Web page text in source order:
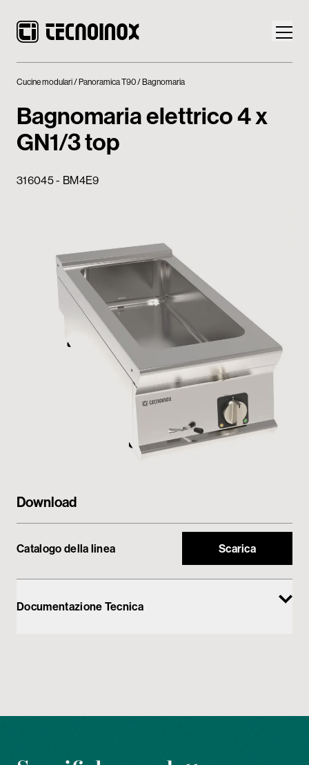
Prodotti
Mondo Tecnoinox
Download
Contatti
My Tecnoinox
Cucine modulari Panoramica T90 Bagnomaria
Bagnomaria elettrico 4 x
GN1/3 top
316045 - BM4E9
Download
Catalogo della linea Scarica
Documentazione Tecnica